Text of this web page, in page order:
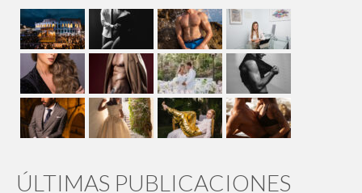
ÚLTIMAS PUBLICACIONES